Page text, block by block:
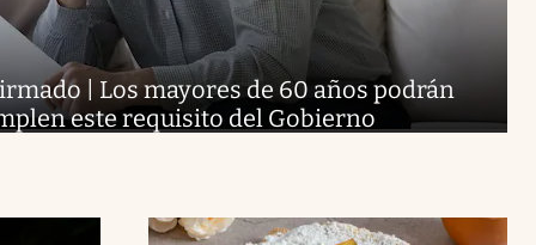
| Los mayores de 60 años podrán
este requisito del Gobierno